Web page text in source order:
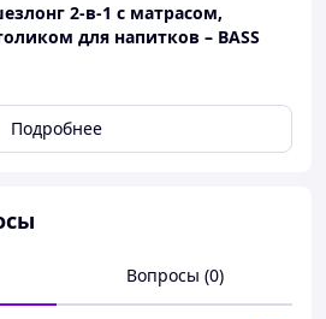
2-в-1 с матрасом,
для напитков – BASS
заслуживаете!
Polska — идеальное сочетание
и удобства.
комфорт на природе или
Подробнее
Вопросы (0)